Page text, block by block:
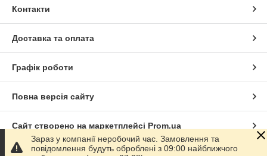
Контакти
Доставка та оплата
Графік роботи
Повна версія сайту
Сайт створено на маркетплейсі Prom.ua
Зараз у компанії неробочий час. Замовлення та
повідомлення будуть оброблені з 09:00 найближчого